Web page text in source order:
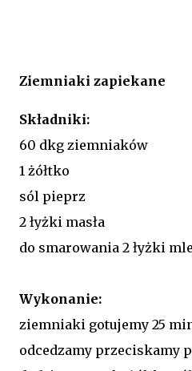
Ziemniaki zapiekane
Składniki:
60 dkg ziemniaków
1 żółtko
sól pieprz
2 łyżki masła
do smarowania 2 łyżki
Wykonanie:
ziemniaki gotujemy 25
odcedzamy przeciskamy